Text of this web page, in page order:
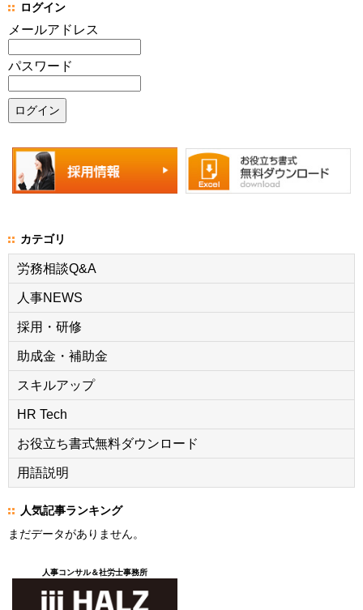
ログイン
メールアドレス
パスワード
カテゴリ
労務相談Q&A
人事NEWS
採用・研修
助成金・補助金
スキルアップ
HR Tech
お役立ち書式無料ダウンロード
用語説明
人気記事ランキング
まだデータがありません。
人事コンサル＆社労士事務所